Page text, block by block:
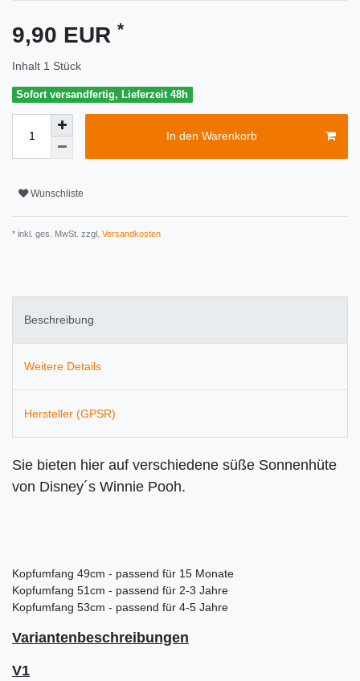
9,90 EUR *
Inhalt 1 Stück
Sofort versandfertig, Lieferzeit 48h
In den Warenkorb
Wunschliste
* inkl. ges. MwSt. zzgl. Versandkosten
Beschreibung
Weitere Details
Hersteller (GPSR)
Sie bieten hier auf verschiedene süße Sonnenhüte
von Disney´s Winnie Pooh.
Kopfumfang 49cm - passend für 15 Monate
Kopfumfang 51cm - passend für 2-3 Jahre
Kopfumfang 53cm - passend für 4-5 Jahre
Variantenbeschreibungen
V1